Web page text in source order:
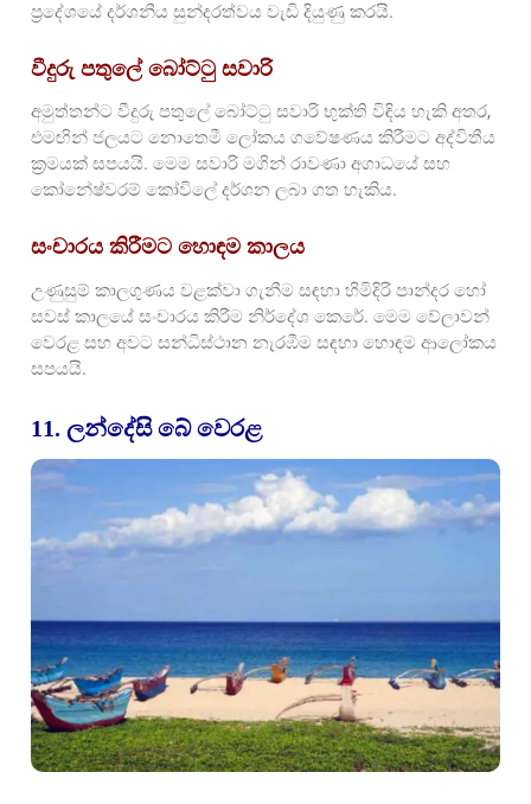
ප්‍රදේශයේ දර්ශනීය සුන්දරත්වය වැඩි දියුණු කරයි.
වීදුරු පතුලේ බෝට්ටු සවාරි
අමුත්තන්ට වීදුරු පතුලේ බෝට්ටු සවාරි භුක්ති විඳිය හැකි අතර,
එමඟින් ජලයට නොතෙමී ලෝකය ගවේෂණය කිරීමට අද්විතීය
ක්‍රමයක් සපයයි. මෙම සවාරි මගින් රාවණා අගාධයේ සහ
කෝනේෂ්වරම් කෝවිලේ දර්ශන ලබා ගත හැකිය.
සංචාරය කිරීමට හොඳම කාලය
උණුසුම් කාලගුණය වළක්වා ගැනීම සඳහා හිමිදිරි පාන්දර හෝ
සවස් කාලයේ සංචාරය කිරීම නිර්දේශ කෙරේ. මෙම වේලාවන්
වෙරළ සහ අවට සන්ධිස්ථාන නැරඹීම සඳහා හොඳම ආලෝකය
සපයයි.
11. ලන්දේසි බේ වෙරළ